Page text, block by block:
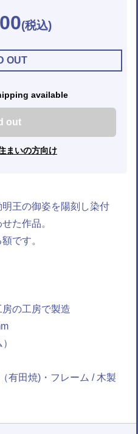
OUT
available
out
まいの方向け
王の御姿を陽刻し染付
た作品。
です。
の工房で製造
有田焼)・フレーム / 木製